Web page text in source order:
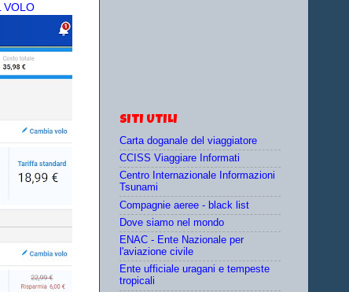
VOLO
SITI UTILI
Carta doganale del viaggiatore
CCISS Viaggiare Informati
Centro Internazionale Informazioni
Tsunami
Compagnie aeree - black list
Dove siamo nel mondo
ENAC - Ente Nazionale per
l'aviazione civile
Ente ufficiale uragani e tempeste
tropicali